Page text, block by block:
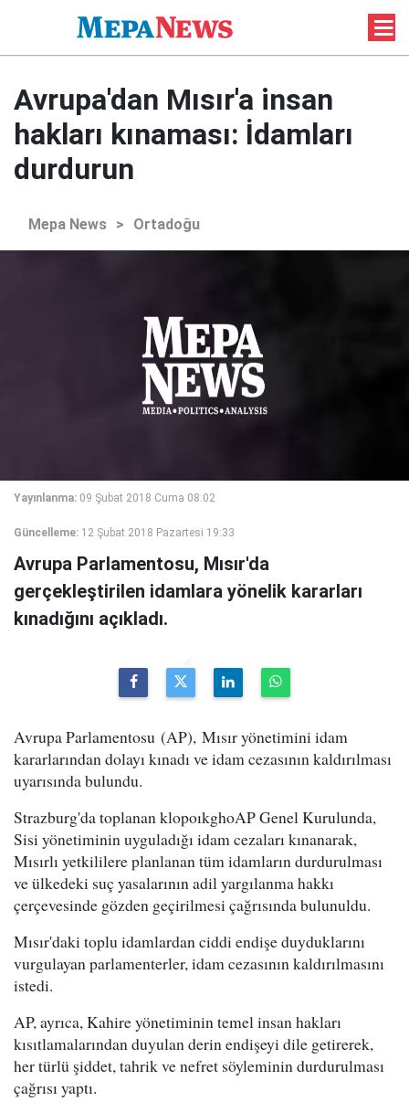
Avrupa'dan Mısır'a insan
hakları kınaması: İdamları
durdurun
Mepa News > Ortadoğu
Yayınlanma: 09 Şubat 2018 Cuma 08:02
Güncelleme: 12 Şubat 2018 Pazartesi 19:33
Avrupa Parlamentosu, Mısır'da
gerçekleştirilen idamlara yönelik kararları
kınadığını açıkladı.
Avrupa Parlamentosu (AP), Mısır yönetimini idam
kararlarından dolayı kınadı ve idam cezasının kaldırılması
uyarısında bulundu.
Strazburg'da toplanan klopoıkghoAP Genel Kurulunda,
Sisi yönetiminin uyguladığı idam cezaları kınanarak,
Mısırlı yetkililere planlanan tüm idamların durdurulması
ve ülkedeki suç yasalarının adil yargılanma hakkı
çerçevesinde gözden geçirilmesi çağrısında bulunuldu.
Mısır'daki toplu idamlardan ciddi endişe duyduklarını
vurgulayan parlamenterler, idam cezasının kaldırılmasını
istedi.
AP, ayrıca, Kahire yönetiminin temel insan hakları
kısıtlamalarından duyulan derin endişeyi dile getirerek,
her türlü şiddet, tahrik ve nefret söyleminin durdurulması
çağrısı yaptı.